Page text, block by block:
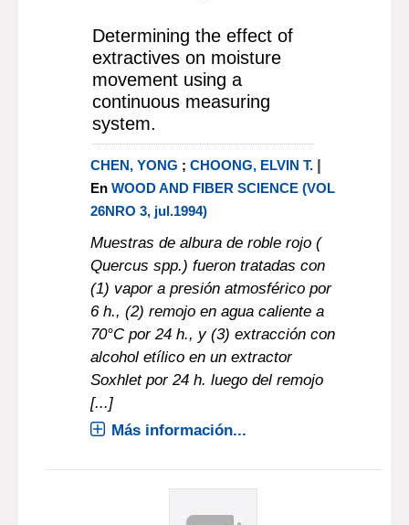
Determining the effect of
extractives on moisture
movement using a
continuous measuring
system.
CHEN, YONG ; CHOONG, ELVIN T. |
En WOOD AND FIBER SCIENCE (VOL
26NRO 3, jul.1994)
Muestras de albura de roble rojo (
Quercus spp.) fueron tratadas con
(1) vapor a presión atmosférico por
6 h., (2) remojo en agua caliente a
70°C por 24 h., y (3) extracción con
alcohol etílico en un extractor
Soxhlet por 24 h. luego del remojo
[...]
Más información...